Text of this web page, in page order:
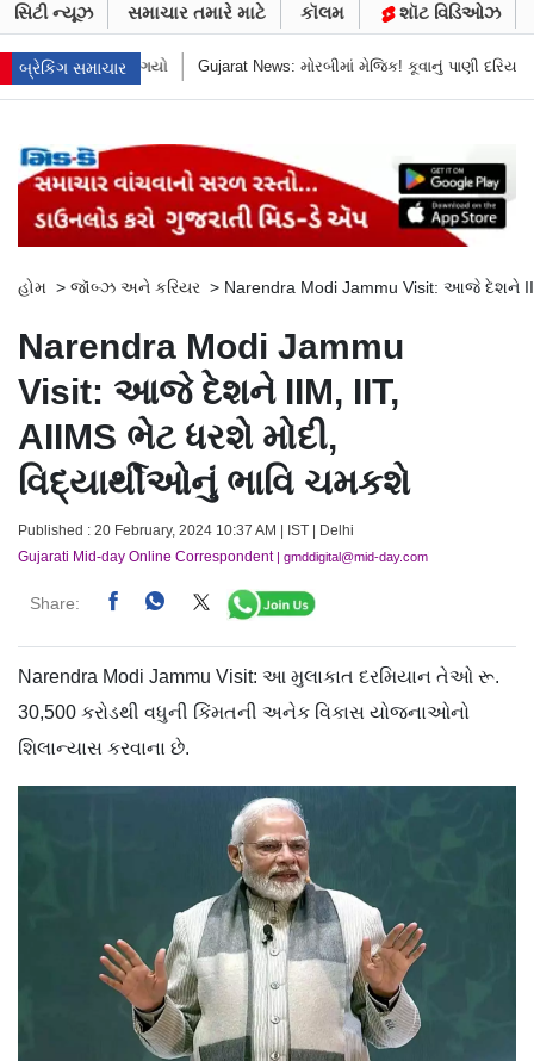
સિટી ન્યૂઝ સમાચાર તમારે માટે કૉલમ શૉટ વિડિઓઝ
બ્રેકિંગ સમાચાર
મેજિક! કૂવાનું પાણી દરિયાનાં મોજાંની જેમ ઊછળવા લાગ્યું, શું કહે છે
હોમ > જૉબ્ઝ અને કરિયર > Narendra Modi Jammu Visit: આજે દેશને
Narendra Modi Jammu
Visit: આજે દેશને IIM, IIT,
AIIMS ભેટ ધરશે મોદી,
વિદ્યાર્થીઓનું ભાવિ ચમકશે
Published : 20 February, 2024 10:37 AM | IST | Delhi
Gujarati Mid-day Online Correspondent| gmddigital@mid-day.com
Share:
Narendra Modi Jammu Visit: આ મુલાકાત દરમિયાન તેઓ રૂ.
30,500 કરોડથી વધુની કિંમતની અનેક વિકાસ યોજનાઓનો
શિલાન્યાસ કરવાના છે.